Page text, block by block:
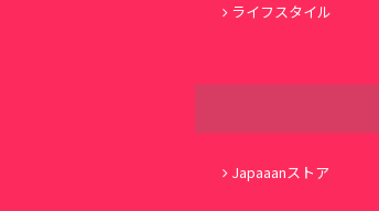
ライフスタイル
Japaaanストア